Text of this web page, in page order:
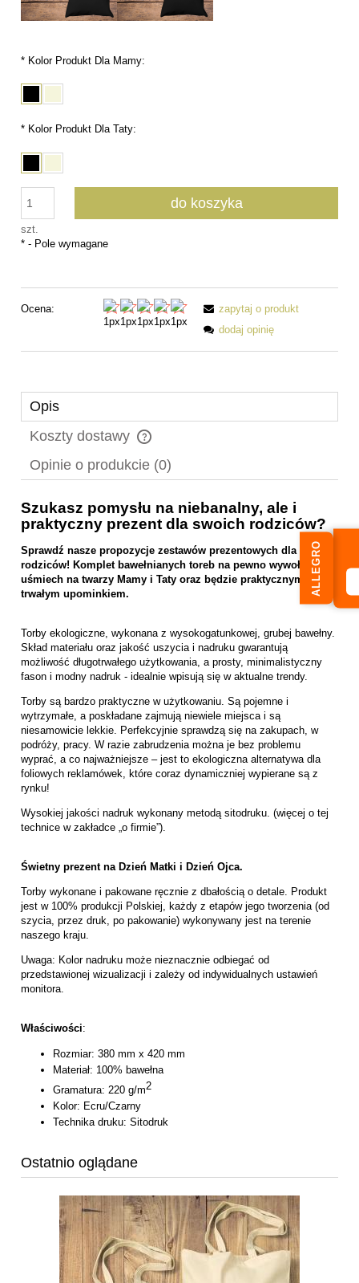
* Kolor Produkt Dla Mamy:
* Kolor Produkt Dla Taty:
szt.
do koszyka
* - Pole wymagane
Ocena:
zapytaj o produkt
dodaj opinię
Opis
Koszty dostawy
Cena nie zawiera ewentualnych kosztów płatności
Opinie o produkcie (0)
Szukasz pomysłu na niebanalny, ale i
praktyczny prezent dla swoich rodziców?
Sprawdź nasze propozycje zestawów prezentowych dla
rodziców! Komplet bawełnianych toreb na pewno wywoła
uśmiech na twarzy Mamy i Taty oraz będzie praktycznym i
trwałym upominkiem.
Torby ekologiczne, wykonana z wysokogatunkowej, grubej bawełny.
Skład materiału oraz jakość uszycia i nadruku gwarantują
możliwość długotrwałego użytkowania, a prosty, minimalistyczny
fason i modny nadruk - idealnie wpisują się w aktualne trendy.
Torby są bardzo praktyczne w użytkowaniu. Są pojemne i
wytrzymałe, a poskładane zajmują niewiele miejsca i są
niesamowicie lekkie. Perfekcyjnie sprawdzą się na zakupach, w
podróży, pracy. W razie zabrudzenia można je bez problemu
wyprać, a co najważniejsze – jest to ekologiczna alternatywa dla
foliowych reklamówek, które coraz dynamiczniej wypierane są z
rynku!
Wysokiej jakości nadruk wykonany metodą sitodruku. (więcej o tej
technice w zakładce „ o firmie”).
Świetny prezent na Dzień Matki i Dzień Ojca.
Torby wykonane i pakowane ręcznie z dbałością o detale. Produkt
jest w 100% produkcji Polskiej, każdy z etapów jego tworzenia (od
szycia, przez druk, po pakowanie) wykonywany jest na terenie
naszego kraju.
Uwaga: Kolor nadruku może nieznacznie odbiegać od
przedstawionej wizualizacji i zależy od indywidualnych ustawień
monitora.
Właściwości:
Rozmiar: 380 mm x 420 mm
Materiał: 100% bawełna
Gramatura: 220 g/m2
Kolor: Ecru/Czarny
Technika druku: Sitodruk
Ostatnio oglądane
ALLEGRO